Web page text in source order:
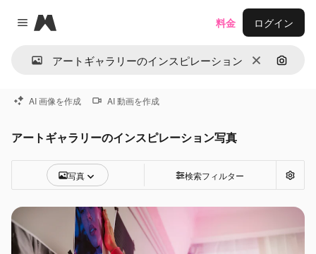
Close menu
Magnific
消去 画像で
料金 ログイン
AI 画像を作成 AI 動画を作成
アートギャラリーのインスピレーション写真
写真 検索フィルター